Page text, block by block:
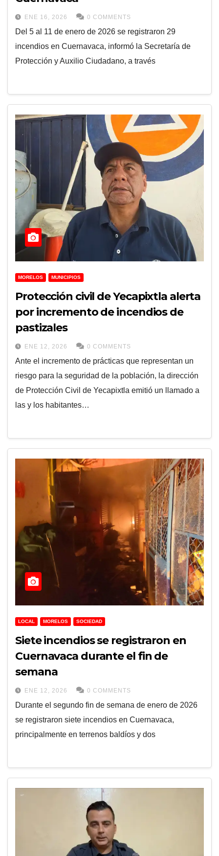
ENE 16, 2026 0 COMMENTS
Del 5 al 11 de enero de 2026 se registraron 29
incendios en Cuernavaca, informó la Secretaría de
Protección y Auxilio Ciudadano, a través
MORELOS MUNICIPIOS
Protección civil de Yecapixtla alerta
por incremento de incendios de
pastizales
ENE 12, 2026 0 COMMENTS
Ante el incremento de prácticas que representan un
riesgo para la seguridad de la población, la dirección
de Protección Civil de Yecapixtla emitió un llamado a
las y los habitantes…
LOCAL MORELOS SOCIEDAD
Siete incendios se registraron en
Cuernavaca durante el fin de
semana
ENE 12, 2026 0 COMMENTS
Durante el segundo fin de semana de enero de 2026
se registraron siete incendios en Cuernavaca,
principalmente en terrenos baldíos y dos